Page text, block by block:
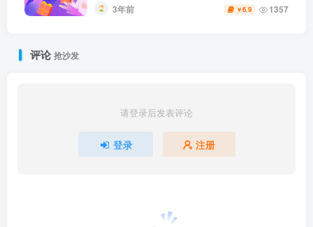
3年前 ￥6.9 1357
评论抢沙发
请登录后发表评论
登录 注册